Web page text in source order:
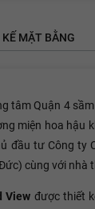
MẶT BẰNG
tâm Quận 4
miện hoa hậu
đầu tư Công ty
cùng với nhà
View được thiết